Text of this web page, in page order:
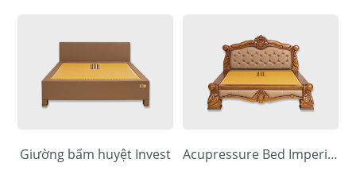
Giường bấm huyệt Invest Acupressure Bed Imperial King